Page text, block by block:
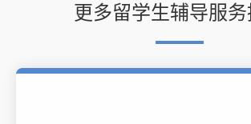
更多留学生辅导服